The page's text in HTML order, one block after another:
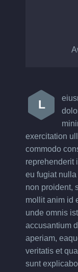
L
exercitation
commodo
reprehenderit
eu fugiat
non proident,
mollit anim id
unde omnis
accusantium
aperiam,
veritatis et
sunt